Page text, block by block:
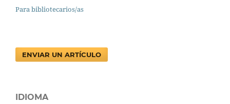
Para bibliotecarios/as
ENVIAR UN ARTÍCULO
IDIOMA